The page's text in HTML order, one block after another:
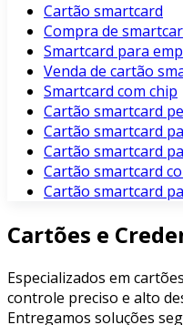
Cartão smartcard
Compra de
Smartcard para
Venda de cartão
Smartcard com chip
Cartão smartcard
Cartão smartcard
Cartão smartcard
Cartão smartcard
Cartão smartcard
Cartões e
Especializados em
controle preciso e alto
Entregamos soluções